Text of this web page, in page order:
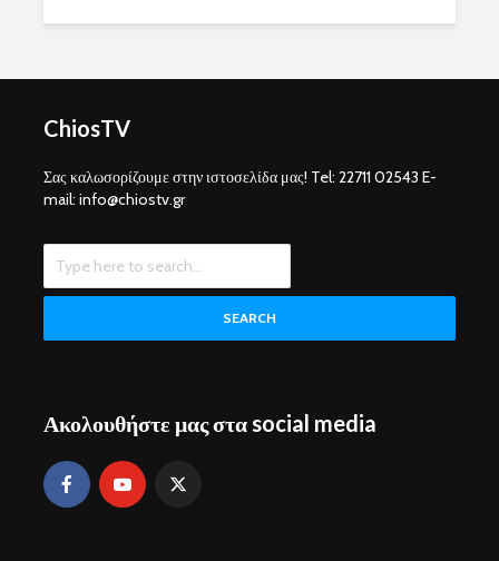
ChiosTV
Σας καλωσορίζουμε στην ιστοσελίδα μας! Tel: 22711 02543 E-
mail: info@chiostv.gr
SEARCH
Ακολουθήστε μας στα social media